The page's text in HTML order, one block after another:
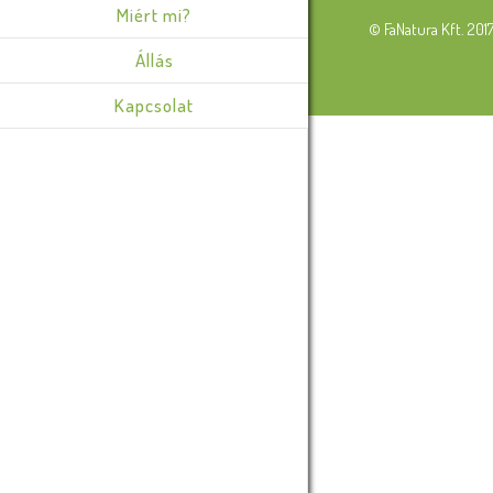
Miért mi?
Állás
Kapcsolat
© FaNatura Kft.